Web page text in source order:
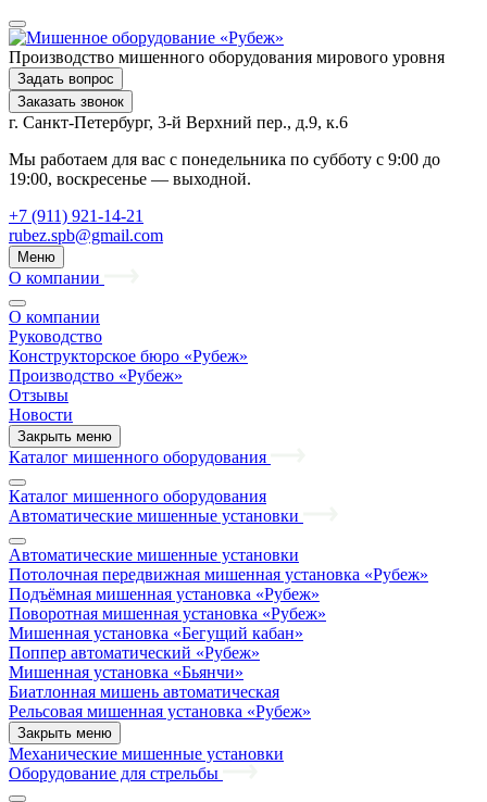
Производство мишенного оборудования мирового уровня
Задать вопрос
Заказать звонок
г. Санкт-Петербург, 3-й Верхний пер., д.9, к.6
Мы работаем для вас с понедельника по субботу с 9:00 до
19:00, воскресенье — выходной.
+7 (911) 921-14-21
rubez.spb@gmail.com
Меню
О компании
О компании
Руководство
Конструкторское бюро «Рубеж»
Производство «Рубеж»
Отзывы
Новости
Закрыть меню
Каталог мишенного оборудования
Каталог мишенного оборудования
Автоматические мишенные установки
Автоматические мишенные установки
Потолочная передвижная мишенная установка «Рубеж»
Подъёмная мишенная установка «Рубеж»
Поворотная мишенная установка «Рубеж»
Мишенная установка «Бегущий кабан»
Поппер автоматический «Рубеж»
Мишенная установка «Бьянчи»
Биатлонная мишень автоматическая
Рельсовая мишенная установка «Рубеж»
Закрыть меню
Механические мишенные установки
Оборудование для стрельбы